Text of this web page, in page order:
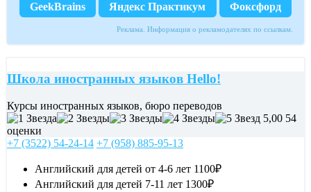
GeekBrains Яндекс Практикум Фоксфорд
Реклама. Информация о рекламодателях по ссылкам.
Школа иностранных языков Hello!
Курсы иностранных языков, бюро переводов
5,00 54
оценки
+7 (3522) 54-24-14 +7 (958) 885-95-13
Английский для детей от 4-6 лет 1100₽
Английский для детей 7-11 лет 1300₽